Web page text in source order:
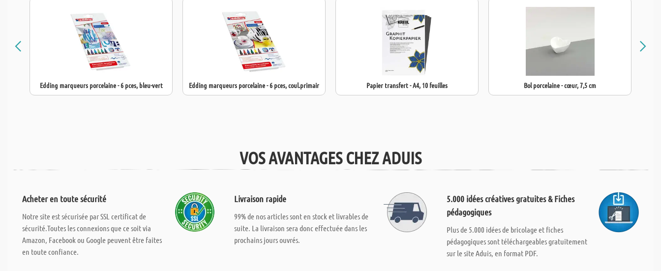
Edding marqueurs porcelaine - 6 pces, bleu-vert Edding marqueurs porcelaine - 6 pces, coul.primair Papier transfert - A4, 10 feuilles Bol porcelaine - cœur, 7,5 cm
VOS AVANTAGES CHEZ ADUIS
Acheter en toute sécurité
Notre site est sécurisée par SSL certificat de
sécurité.Toutes les connexions que ce soit via
Amazon, Facebook ou Google peuvent être faites
en toute confiance.
Livraison rapide
99% de nos articles sont en stock et livrables de
suite. La livraison sera donc effectuée dans les
prochains jours ouvrés.
5.000 idées créatives gratuites & Fiches
pédagogiques
Plus de 5.000 idées de bricolage et fiches
pédagogiques sont téléchargeables gratuitement
sur le site Aduis, en format PDF.